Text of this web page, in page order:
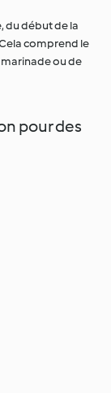
du début de la
comprend le
ou de
pour des